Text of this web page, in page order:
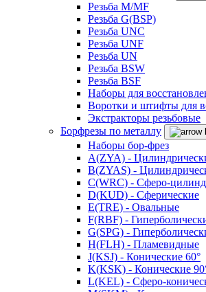
Резьба M/MF
Резьба G(BSP)
Резьба UNC
Резьба UNF
Резьба UN
Резьба BSW
Резьба BSF
Наборы для
Воротки и штифты для
Экстракторы резьбовые
Борфрезы по металлу
Наборы бор-фрез
A(ZYA) -
B(ZYAS) -
C(WRC) - Сферо-
D(KUD) - Сферические
E(TRE) - Овальные
F(RBF) -
G(SPG) -
H(FLH) - Пламевидные
J(KSJ) - Конические 60°
K(KSK) - Конические
L(KEL) - Сферо-